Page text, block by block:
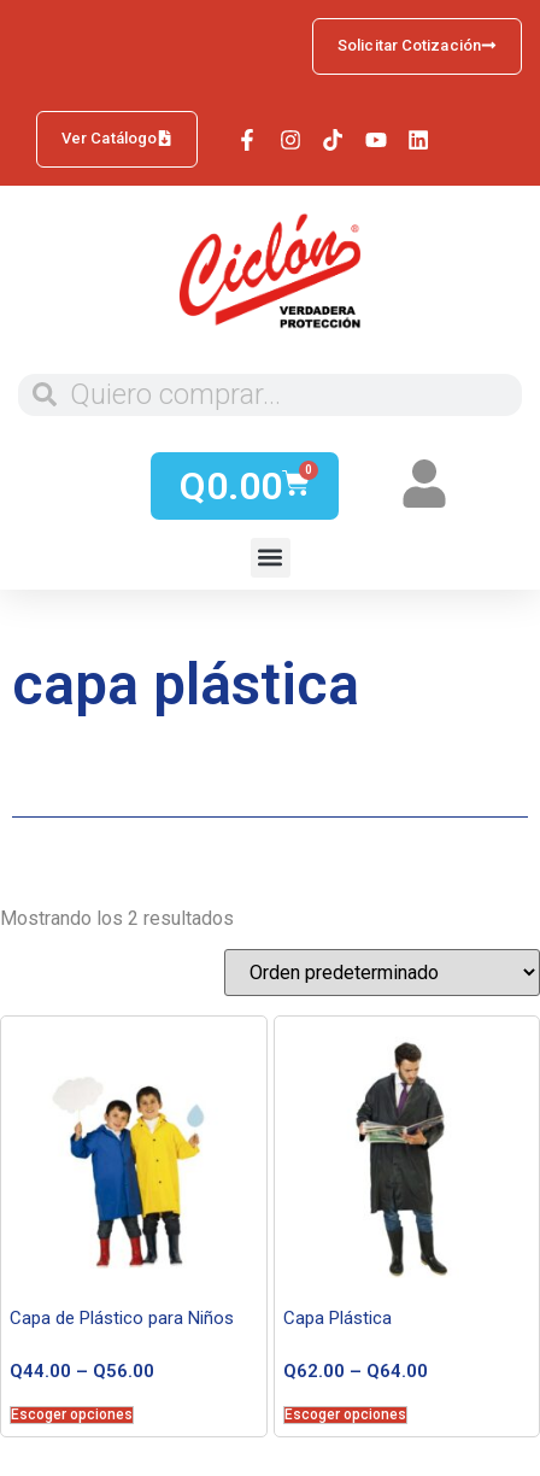
Ver Catálogo
Solicitar Cotización
Q0.00 0
capa plástica
Mostrando los 2 resultados
Capa de Plástico para Niños
Q44.00 – Q56.00
Escoger opciones
Capa Plástica
Q62.00 – Q64.00
Escoger opciones